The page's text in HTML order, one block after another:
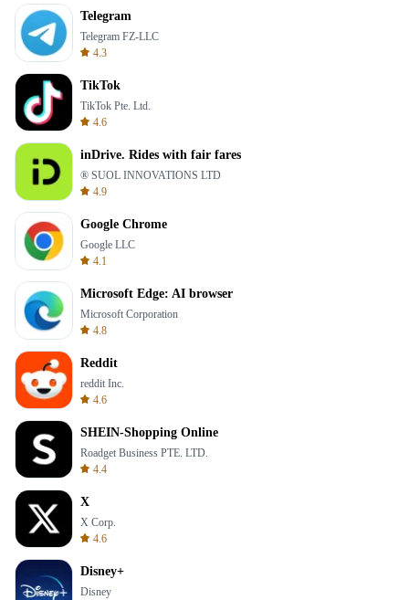
Telegram
Telegram FZ-LLC
4.3
TikTok
TikTok Pte. Ltd.
4.6
inDrive. Rides with fair fares
® SUOL INNOVATIONS LTD
4.9
Google Chrome
Google LLC
4.1
Microsoft Edge: AI browser
Microsoft Corporation
4.8
Reddit
reddit Inc.
4.6
SHEIN-Shopping Online
Roadget Business PTE. LTD.
4.4
X
X Corp.
4.6
Disney+
Disney